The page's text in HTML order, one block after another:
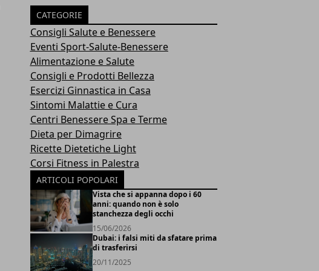
CATEGORIE
Consigli Salute e Benessere
Eventi Sport-Salute-Benessere
Alimentazione e Salute
Consigli e Prodotti Bellezza
Esercizi Ginnastica in Casa
Sintomi Malattie e Cura
Centri Benessere Spa e Terme
Dieta per Dimagrire
Ricette Dietetiche Light
Corsi Fitness in Palestra
ARTICOLI POPOLARI
Vista che si appanna dopo i 60
anni: quando non è solo
stanchezza degli occhi
15/06/2026
Dubai: i falsi miti da sfatare prima
di trasferirsi
20/11/2025